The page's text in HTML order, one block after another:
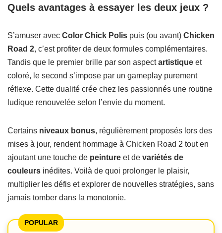
Quels avantages à essayer les deux jeux ?
S’amuser avec Color Chick Polis puis (ou avant) Chicken
Road 2, c’est profiter de deux formules complémentaires.
Tandis que le premier brille par son aspectartistique et
coloré, le second s’impose par un gameplay purement
réflexe. Cette dualité crée chez les passionnés une routine
ludique renouvelée selon l’envie du moment.
Certains niveaux bonus, régulièrement proposés lors des
mises à jour, rendent hommage à Chicken Road 2 tout en
ajoutant une touche de peinture et de variétés de
couleurs inédites. Voilà de quoi prolonger le plaisir,
multiplier les défis et explorer de nouvelles stratégies, sans
jamais tomber dans la monotonie.
POPULAR